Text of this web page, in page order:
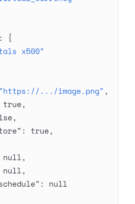
: {
x500"
"https://.../image.png" ,
true,
,
: true,
null,
null,
: null